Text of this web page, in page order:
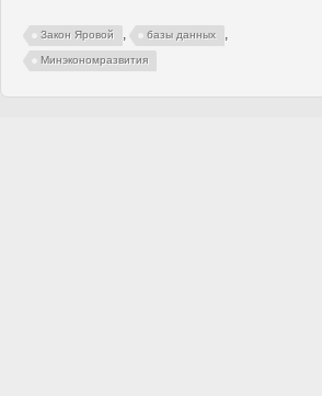
Закон Яровой , базы данных ,
Минэкономразвития